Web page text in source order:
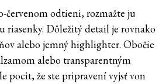
červenom odtieni, rozmažte ju
riasenky. Dôležitý detail je rovnako
alebo jemný highlighter. Obočie
alebo transparentným
pocit, že ste pripravení vyjsť von